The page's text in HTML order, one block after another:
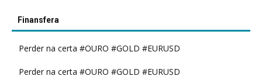
Finansfera
Perder na certa #OURO #GOLD #EURUSD
Perder na certa #OURO #GOLD #EURUSD